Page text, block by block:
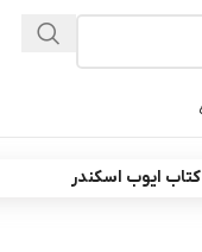
کتاب ایوب اسکندر